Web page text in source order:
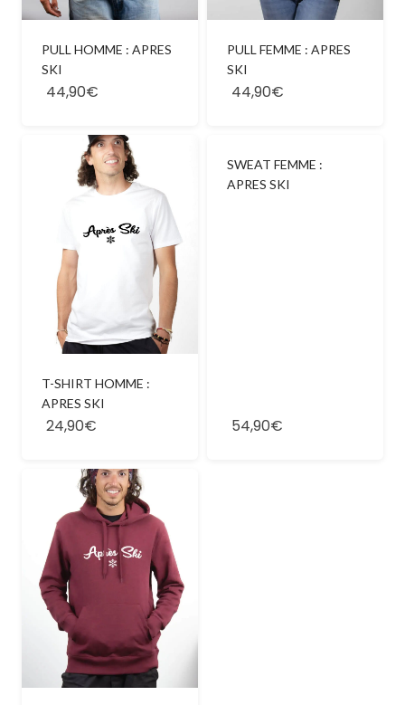
PULL HOMME : APRES
SKI
44,90€
PULL FEMME : APRES
SKI
44,90€
T-SHIRT HOMME :
APRES SKI
24,90€
SWEAT FEMME :
APRES SKI
54,90€